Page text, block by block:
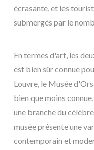
écrasante, et les
submergés par le
En termes d'art, les
est bien sûr connue
Louvre, le Musée
bien que moins
une branche du
musée présente une
contemporain et